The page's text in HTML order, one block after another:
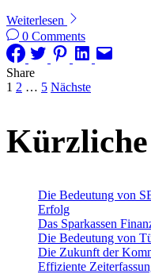
Weiterlesen
0 Comments
Share
der
1 2 … 5 Nächste
Kürzliche
Die Bedeutung von
Erfolg
Das Sparkassen
Die Bedeutung von
Die Zukunft der
Effiziente